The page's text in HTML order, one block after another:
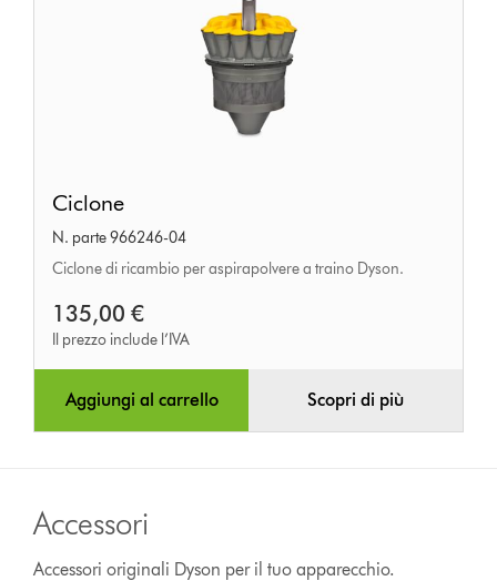
Ciclone
N. parte 966246-04
Ciclone di ricambio per aspirapolvere a traino Dyson.
135,00 €
Il prezzo include l’IVA
Aggiungi al carrello Scopri di più
Accessori
Accessori originali Dyson per il tuo apparecchio.